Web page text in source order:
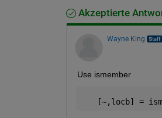
Akzeptierte
Wayne King
Use ismember
[~,locb] =